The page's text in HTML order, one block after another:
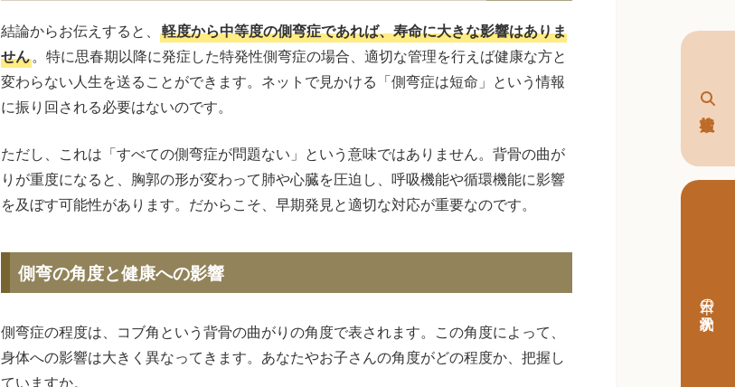
本日の予約状況
結論からお伝えすると、 軽度から中等度の側弯症であれば、寿命に大きな影響はありま
せん。特に思春期以降に発症した特発性側弯症の場合、適切な管理を行えば健康な方と
変わらない人生を送ることができます。ネットで見かける「側弯症は短命」という情報
に振り回される必要はないのです。
ただし、これは「すべての側弯症が問題ない」という意味ではありません。背骨の曲が
りが重度になると、胸郭の形が変わって肺や心臓を圧迫し、呼吸機能や循環機能に影響
を及ぼす可能性があります。だからこそ、早期発見と適切な対応が重要なのです。
側弯の角度と健康への影響
側弯症の程度は、コブ角という背骨の曲がりの角度で表されます。この角度によって、
身体への影響は大きく異なってきます。あなたやお子さんの角度がどの程度か、把握し
ていますか。